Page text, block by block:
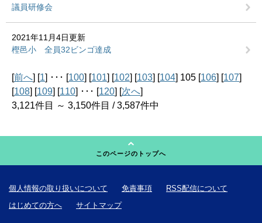
議員研修会
2021年11月4日更新
樫邑小 全員32ビンゴ達成
[前へ] [1] ･･･ [100] [101] [102] [103] [104] 105 [106] [107]
[108] [109] [110] ･･･ [120] [次へ]
3,121件目 ～ 3,150件目 / 3,587件中
このページのトップへ
個人情報の取り扱いについて 免責事項
RSS配信について
はじめての方へ
サイトマップ